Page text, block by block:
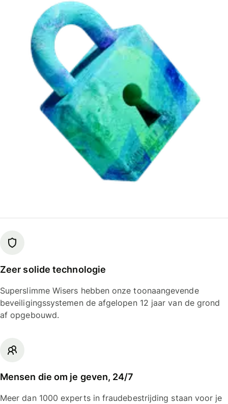
Zeer solide technologie
Superslimme Wisers hebben onze toonaangevende
beveiligingssystemen de afgelopen 12 jaar van de grond
af opgebouwd.
Mensen die om je geven, 24/7
Meer dan 1000 experts in fraudebestrijding staan voor je